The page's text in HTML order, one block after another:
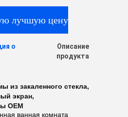
лучшую цену
о
Описание
продукта
из закаленного стекла,
экран,
OEM
ванная комната